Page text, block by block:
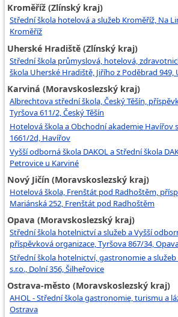
Kroměříž (Zlínský kraj)
Střední škola hotelová a služeb Kroměříž, Na
Kroměříž
Uherské Hradiště (Zlínský kraj)
Střední škola průmyslová, hotelová,
škola Uherské Hradiště, Jiřího z Poděbrad
Karviná (Moravskoslezský kraj)
Albrechtova střední škola, Český Těšín,
Tyršova 611/2, Český Těšín
Hotelová škola a Obchodní akademie Havířov
1661/2d, Havířov
Vyšší odborná škola DAKOL a Střední škola
Petrovice u Karviné
Nový Jičín (Moravskoslezský kraj)
Hotelová škola, Frenštát pod Radhoštěm,
Mariánská 252, Frenštát pod Radhoštěm
Opava (Moravskoslezský kraj)
Střední škola hotelnictví a služeb a Vyšší
příspěvková organizace, Tyršova 867/34,
Střední škola hotelnictví, gastronomie a služeb
s.r.o., Dolní 356, Šilheřovice
Ostrava-město (Moravskoslezský kraj)
AHOL - Střední škola gastronomie, turismu a
Ostrava